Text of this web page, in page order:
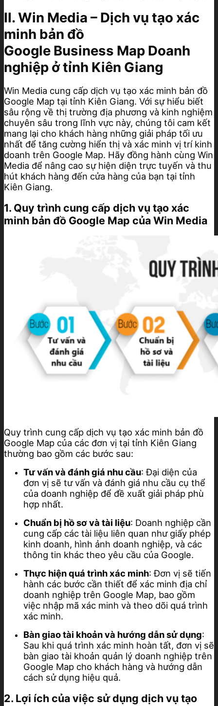
II. Win Media – Dịch vụ tạo xác
minh bản đồ
Google Business Map Doanh
nghiệp ở tỉnh Kiên Giang
Win Media cung cấp dịch vụ tạo xác minh bản đồ
Google Map tại tỉnh Kiên Giang. Với sự hiểu biết
sâu rộng về thị trường địa phương và kinh nghiệm
chuyên sâu trong lĩnh vực này, chúng tôi cam kết
mang lại cho khách hàng những giải pháp tối ưu
nhất để tăng cường hiển thị và xác minh vị trí kinh
doanh trên Google Map. Hãy đồng hành cùng Win
Media để nâng cao sự hiện diện trực tuyến và thu
hút khách hàng đến cửa hàng của bạn tại tỉnh
Kiên Giang.
1. Quy trình cung cấp dịch vụ tạo xác
minh bản đồ Google Map của Win Media
Quy trình cung cấp dịch vụ tạo xác minh bản đồ
Google Map của các đơn vị tại tỉnh Kiên Giang
thường bao gồm các bước sau:
Tư vấn và đánh giá nhu cầu: Đại diện của
đơn vị sẽ tư vấn và đánh giá nhu cầu cụ thể
của doanh nghiệp để đề xuất giải pháp phù
hợp nhất.
Chuẩn bị hồ sơ và tài liệu: Doanh nghiệp cần
cung cấp các tài liệu liên quan như giấy phép
kinh doanh, hình ảnh doanh nghiệp, và các
thông tin khác theo yêu cầu của Google.
Thực hiện quá trình xác minh: Đơn vị sẽ tiến
hành các bước cần thiết để xác minh địa chỉ
doanh nghiệp trên Google Map, bao gồm
việc nhập mã xác minh và theo dõi quá trình
xác minh.
Bàn giao tài khoản và hướng dẫn sử dụng:
Sau khi quá trình xác minh hoàn tất, đơn vị sẽ
bàn giao tài khoản quản lý doanh nghiệp trên
Google Map cho khách hàng và hướng dẫn
cách sử dụng hiệu quả.
2. Lợi ích của việc sử dụng dịch vụ tạo